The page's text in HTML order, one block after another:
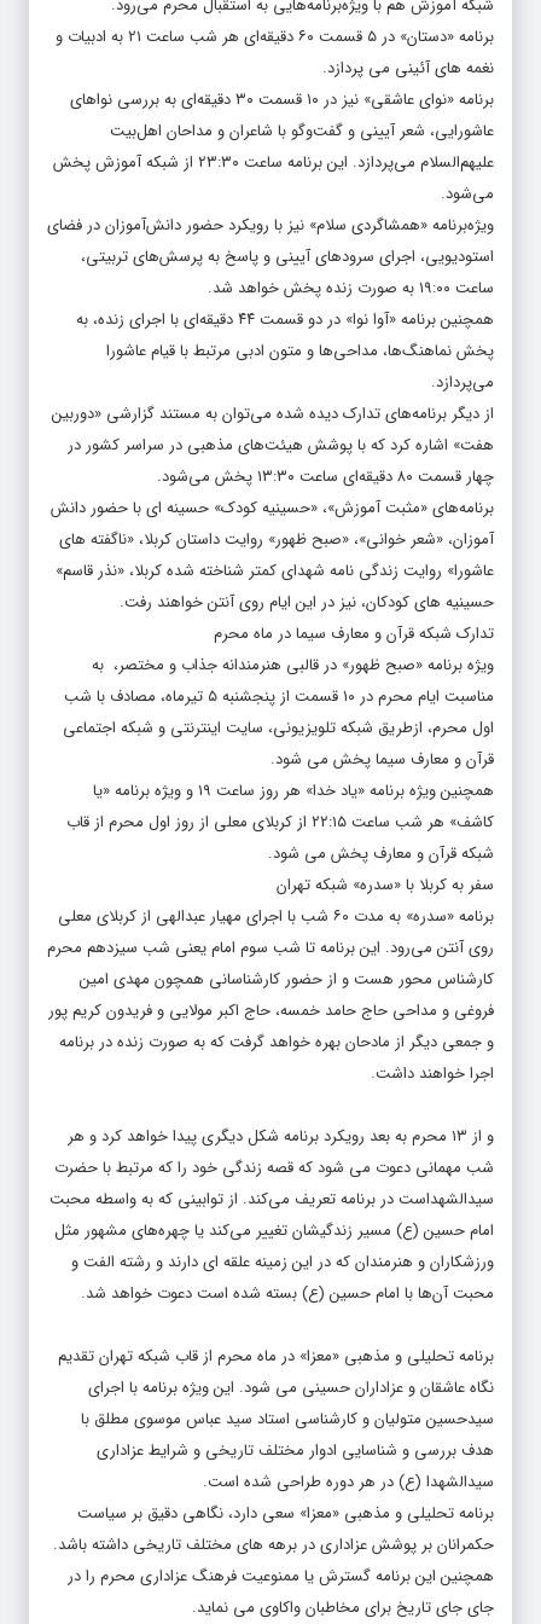
برنامه «دستان» در ۵ قسمت ۶۰ دقیقه‌ای هر شب ساعت ۲۱ به ادبیات و
نغمه های آئینی می پردازد.
برنامه «نوای عاشقی» نیز در ۱۰ قسمت ۳۰ دقیقه‌ای به بررسی نواهای
عاشورایی، شعر آیینی و گفت‌وگو با شاعران و مداحان اهل‌بیت
علیهم‌السلام می‌پردازد. این برنامه ساعت ۲۳:۳۰ از شبکه آموزش پخش
می‌شود.
ویژه‌برنامه «همشاگردی سلام» نیز با رویکرد حضور دانش‌آموزان در فضای
استودیویی، اجرای سرودهای آیینی و پاسخ به پرسش‌های تربیتی،
ساعت ۱۹:۰۰ به صورت زنده پخش خواهد شد.
همچنین برنامه «آوا نوا» در دو قسمت ۴۴ دقیقه‌ای با اجرای زنده، به
پخش نماهنگ‌ها، مداحی‌ها و متون ادبی مرتبط با قیام عاشورا
می‌پردازد.
از دیگر برنامه‌های تدارک ‌دیده‌ شده می‌توان به مستند گزارشی «دوربین
هفت» اشاره کرد که با پوشش هیئت‌های مذهبی در سراسر کشور در
چهار قسمت ۸۰ دقیقه‌ای ساعت ۱۳:۳۰ پخش می‌شود.
برنامه‌های «مثبت آموزش»، «حسینیه کودک» حسینه ای با حضور دانش
آموزان، «شعر خوانی»، «صبح ظهور» روایت داستان کربلا، «ناگفته های
عاشورا» روایت زندگی نامه شهدای کمتر شناخته شده کربلا، «نذر قاسم»
حسینیه های کودکان، نیز در این ایام روی آنتن خواهند رفت.
تدارک شبکه قرآن و معارف سیما در ماه محرم
ویژه برنامه «صبح ظهور» در قالبی هنرمندانه جذاب و مختصر، ‌ به
مناسبت ایام محرم در ۱۰ قسمت از پنجشنبه ۵ تیرماه، مصادف با شب
اول محرم، ازطریق شبکه تلویزیونی، سایت اینترنتی و شبکه اجتماعی
قرآن و معارف سیما پخش می شود.
همچنین ویژه برنامه «یاد خدا» هر روز ساعت ۱۹ و ویژه برنامه «یا
کاشف» هر شب ساعت ۲۲:۱۵ از کربلای معلی از روز اول محرم از قاب
شبکه قرآن و معارف پخش می شود.
سفر به کربلا با «سدره» شبکه تهران
برنامه «سدره» به مدت ۶۰ شب با اجرای مهیار عبدالهی از کربلای معلی
روی آنتن می‌رود. این برنامه تا شب سوم امام یعنی شب سیزدهم محرم
کارشناس محور هست و از حضور کارشناسانی همچون مهدی امین
فروغی و مداحی حاج حامد خمسه، حاج اکبر مولایی و فریدون کریم پور
و جمعی دیگر از مادحان بهره خواهد گرفت که به صورت زنده در برنامه
اجرا خواهند داشت.
و از ۱۳ محرم به بعد رویکرد برنامه شکل دیگری پیدا خواهد کرد و هر
شب مهمانی دعوت می شود که قصه زندگی خود را که مرتبط با حضرت
سیدالشهداست در برنامه تعریف می‌کند. از توابینی که به واسطه محبت
امام حسین (ع) مسیر زندگیشان تغییر می‌کند یا چهره‌های مشهور مثل
ورزشکاران و هنرمندان که در این زمینه علقه ای دارند و رشته الفت و
محبت آن‌ها با امام حسین (ع) بسته شده است دعوت خواهد شد.
برنامه تحلیلی و مذهبی «معزا» در ماه محرم از قاب شبکه تهران تقدیم
نگاه عاشقان و عزاداران حسینی می شود. این ویژه برنامه با اجرای
سیدحسین متولیان و کارشناسی استاد سید عباس موسوی مطلق با
هدف بررسی و شناسایی ادوار مختلف تاریخی و شرایط عزاداری
سیدالشهدا (ع) در هر دوره طراحی شده است.
برنامه تحلیلی و مذهبی «معزا» سعی دارد، نگاهی دقیق بر سیاست
حکمرانان بر پوشش عزاداری در برهه های مختلف تاریخی داشته باشد.
همچنین این برنامه گسترش یا ممنوعیت فرهنگ عزاداری محرم را در
جای جای تاریخ برای مخاطبان واکاوی می نماید.